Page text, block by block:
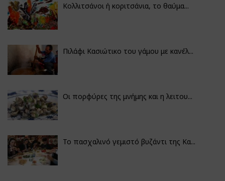
Κολλιτσάνοι ή κοριτσάνια, το θαύμα...
Πιλάφι Κασιώτικο του γάμου με κανέλ...
Οι πορφύρες της μνήμης και η λειτου...
Το πασχαλινό γεμιστό βυζάντι της Κα...